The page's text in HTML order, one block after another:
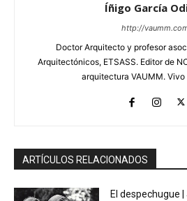
Íñigo García
http://
Doctor Arquitecto y profesor
Arquitectónicos, ETSASS. Editor de
arquitectura VAUMM. Vivo
ARTÍCULOS RELACIONADOS
El despechugue